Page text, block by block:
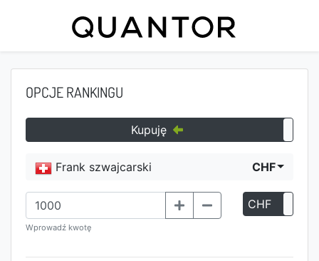
OPCJE RANKINGU
Kupuję
Frank szwajcarski CHF
Wprowadź kwotę
CHF